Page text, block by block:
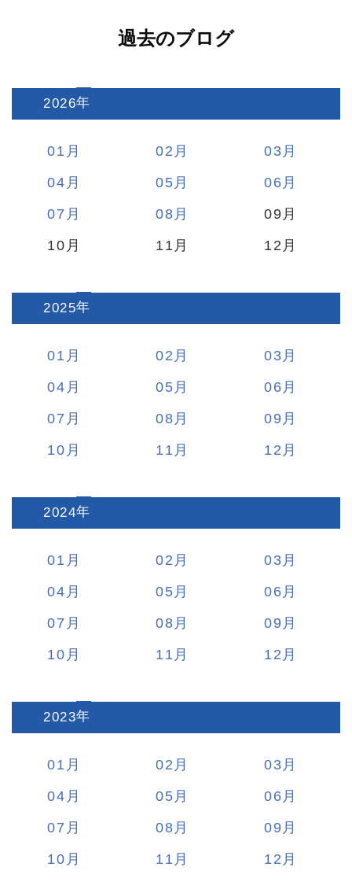
過去のブログ
2026:
01 02
03
04
05
06
07
08
09
10
11 12
2025:
01 02
03
04
05
06
07
08
09
10
11 12
2024:
01 02
03
04
05
06
07
08
09
10
11 12
2023:
01 02
03
04
05
06
07
08
09
10
11 12